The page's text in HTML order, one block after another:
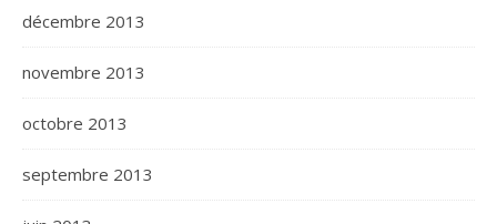
décembre 2013
novembre 2013
octobre 2013
septembre 2013